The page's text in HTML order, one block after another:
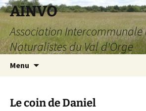
AINVO
Association Intercommunale
Naturalistes du Val d'Orge
Menu
Le coin de Daniel